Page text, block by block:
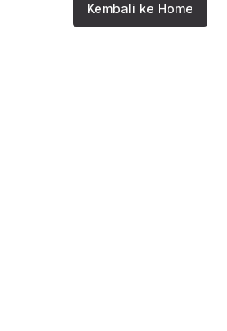
Kembali ke Home